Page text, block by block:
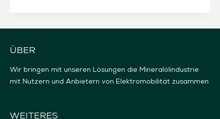
QUOTEN
ÜBER
Wir bringen mit unseren Lösungen die Mineralölindustrie
mit Nutzern und Anbietern von Elektromobilität zusammen
WEITERES